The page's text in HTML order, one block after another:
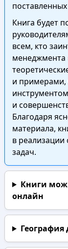
Книга будет
всем, кто
менеджмента
и примерами,
и
Благодаря
материала,
в реализации
задач.
Книги
онлайн
География